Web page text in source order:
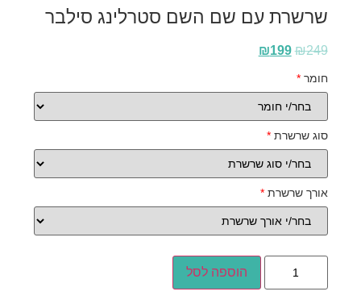
שרשרת עם שם השם סטרלינג סילבר
₪249
₪199
חומר*
סוג שרשרת*
אורך שרשרת*
הוספה לסל